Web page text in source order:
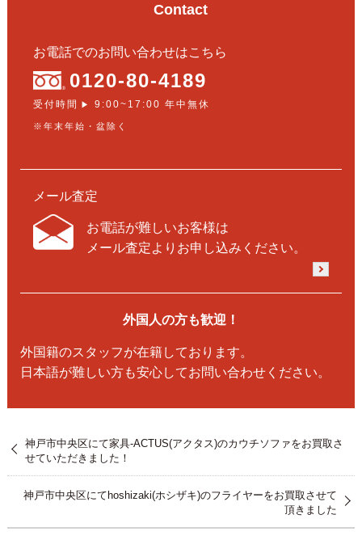
Contact
お電話でのお問い合わせはこちら
0120-80-4189
受付時間 ▶ 9:00~17:00 年中無休
※年末年始・盆除く
メール査定
お電話が難しいお客様は
メール査定よりお申し込みください。
外国人の方も歓迎！
外国籍のスタッフが在籍しております。
日本語が難しい方も安心してお問い合わせください。
神戸市中央区にて家具-ACTUS(アクタス)のカウチソファをお買取さ
せていただきました！
神戸市中央区にてhoshizaki(ホシザキ)のフライヤーをお買取させて
頂きました